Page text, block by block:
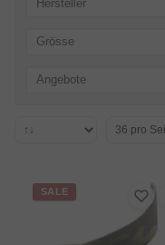
Hersteller
Grösse
Angebote
SALE